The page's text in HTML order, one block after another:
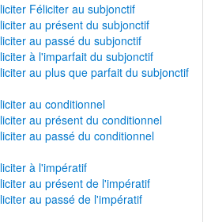
Féliciter au subjonctif
au présent du subjonctif
au passé du subjonctif
à l'imparfait du subjonctif
au plus que parfait du subjonctif
au conditionnel
au présent du conditionnel
au passé du conditionnel
à l'impératif
au présent de l'impératif
au passé de l'impératif